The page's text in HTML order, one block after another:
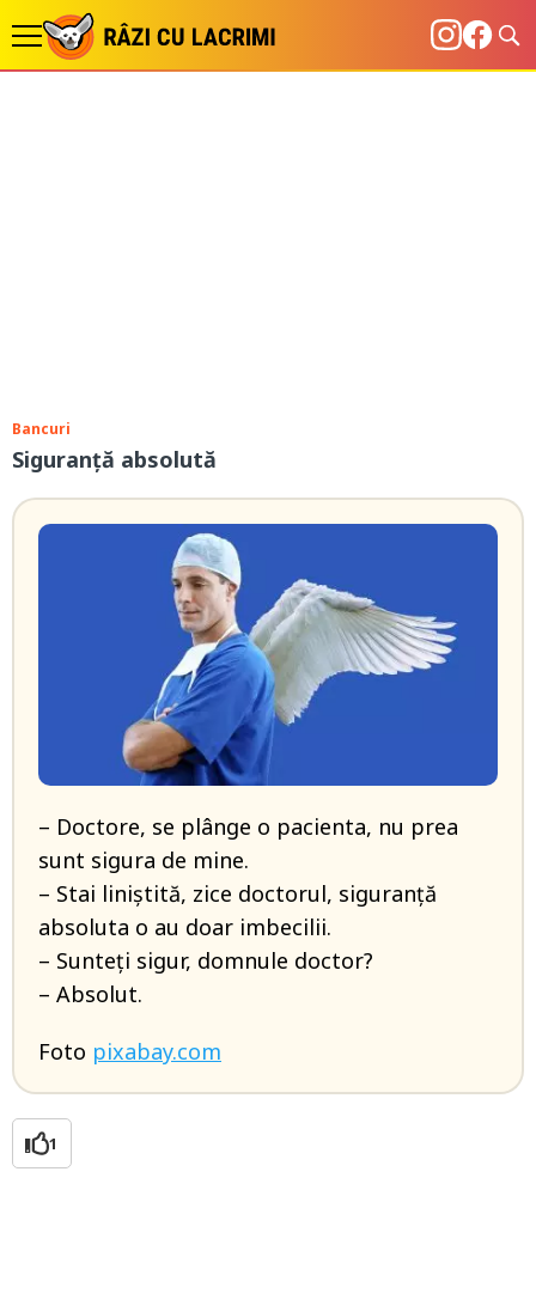
Bancuri
Siguranță absolută
– Doctore, se plânge o pacienta, nu prea
sunt sigura de mine.
– Stai liniștită, zice doctorul, siguranță
absoluta o au doar imbecilii.
– Sunteți sigur, domnule doctor?
– Absolut.
Foto pixabay.com
1